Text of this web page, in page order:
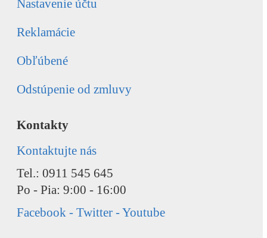
Nastavenie účtu
Reklamácie
Obľúbené
Odstúpenie od zmluvy
Kontakty
Kontaktujte nás
Tel.: 0911 545 645
Po - Pia: 9:00 - 16:00
Facebook - Twitter - Youtube